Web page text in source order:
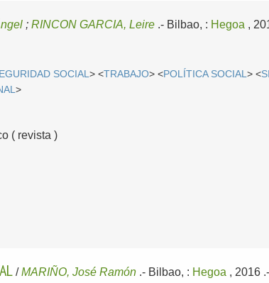
;RINCON GARCIA, Leire .- Bilbao, : Hegoa ,
SOCIAL> <TRABAJO> <POLÍTICA SOCIAL> <
>
( revista )
/MARIÑO, José Ramón .- Bilbao, : Hegoa , 2016